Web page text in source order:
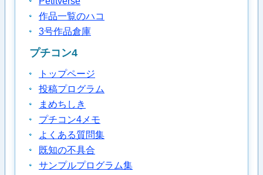
作品一覧のハコ
3号作品倉庫
プチコン4
トップページ
投稿プログラム
まめちしき
プチコン4メモ
よくある質問集
既知の不具合
サンプルプログラム集